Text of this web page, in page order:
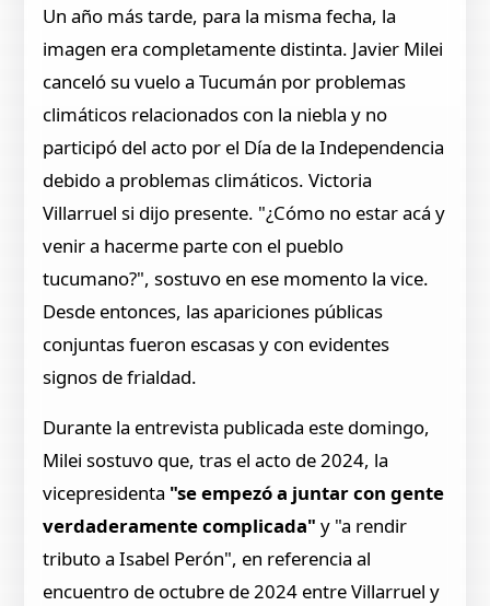
Un año más tarde, para la misma fecha, la
imagen era completamente distinta. Javier Milei
canceló su vuelo a Tucumán por problemas
climáticos relacionados con la niebla y no
participó del acto por el Día de la Independencia
debido a problemas climáticos. Victoria
Villarruel si dijo presente. "¿Cómo no estar acá y
venir a hacerme parte con el pueblo
tucumano?", sostuvo en ese momento la vice.
Desde entonces, las apariciones públicas
conjuntas fueron escasas y con evidentes
signos de frialdad.
Durante la entrevista publicada este domingo,
Milei sostuvo que, tras el acto de 2024, la
vicepresidenta "se empezó a juntar con gente
verdaderamente complicada" y "a rendir
tributo a Isabel Perón", en referencia al
encuentro de octubre de 2024 entre Villarruel y